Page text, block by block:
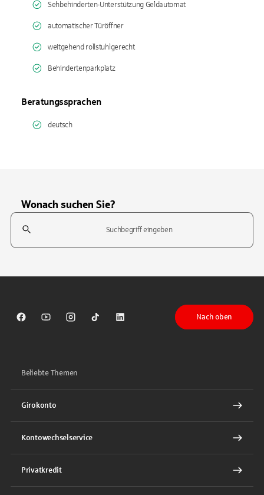
Sehbehinderten-Unterstützung Geldautomat
automatischer Türöffner
weitgehend rollstuhlgerecht
Behindertenparkplatz
Beratungssprachen
deutsch
Wonach suchen Sie?
Suchfeld
Sparkasse auf Facebook
Sparkasse auf Youtube
Sparkasse auf Instagram
Sparkasse auf TikTok
Sparkasse auf LinkedIn
Nach oben
Beliebte Themen
Girokonto
Kontowechselservice
Privatkredit